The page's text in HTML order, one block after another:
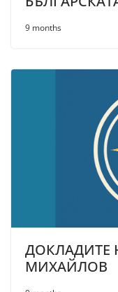
9 months
ДОКЛАДИТЕ
МИХАЙЛОВ